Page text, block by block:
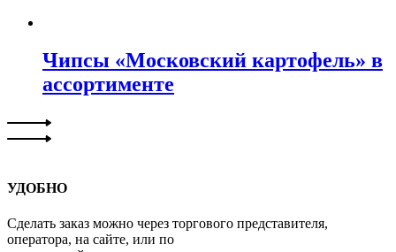
Чипсы «Московский картофель» в
ассортименте
УДОБНО
Сделать заказ можно через торгового представителя,
оператора, на сайте, или по